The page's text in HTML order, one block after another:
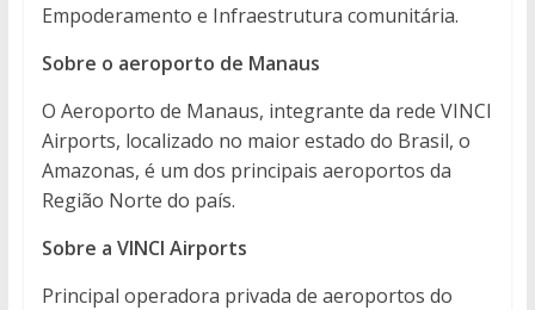
Empoderamento e Infraestrutura comunitária.
Sobre o aeroporto de Manaus
O Aeroporto de Manaus, integrante da rede VINCI
Airports, localizado no maior estado do Brasil, o
Amazonas, é um dos principais aeroportos da
Região Norte do país.
Sobre a VINCI Airports
Principal operadora privada de aeroportos do